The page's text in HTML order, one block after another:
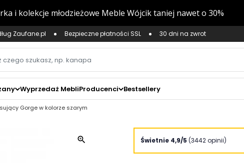
Zaufane.pl Bezpieczne płatności SSL 30 dni na zwrot
Wyprzedaż MebliProducenci Bestsellery
Gorge w kolorze szarym
zoom_in Świetnie 4,9/5 (3442 opinii)